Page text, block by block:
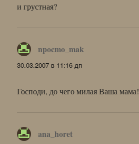
и грустная?
npocmo_mak
30.03.2007 в 11:16 дп
Господи, до чего милая Ваша мама!
ana_horet